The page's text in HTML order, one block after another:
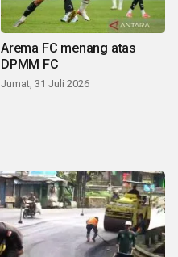
Arema FC menang atas
DPMM FC
Jumat, 31 Juli 2026